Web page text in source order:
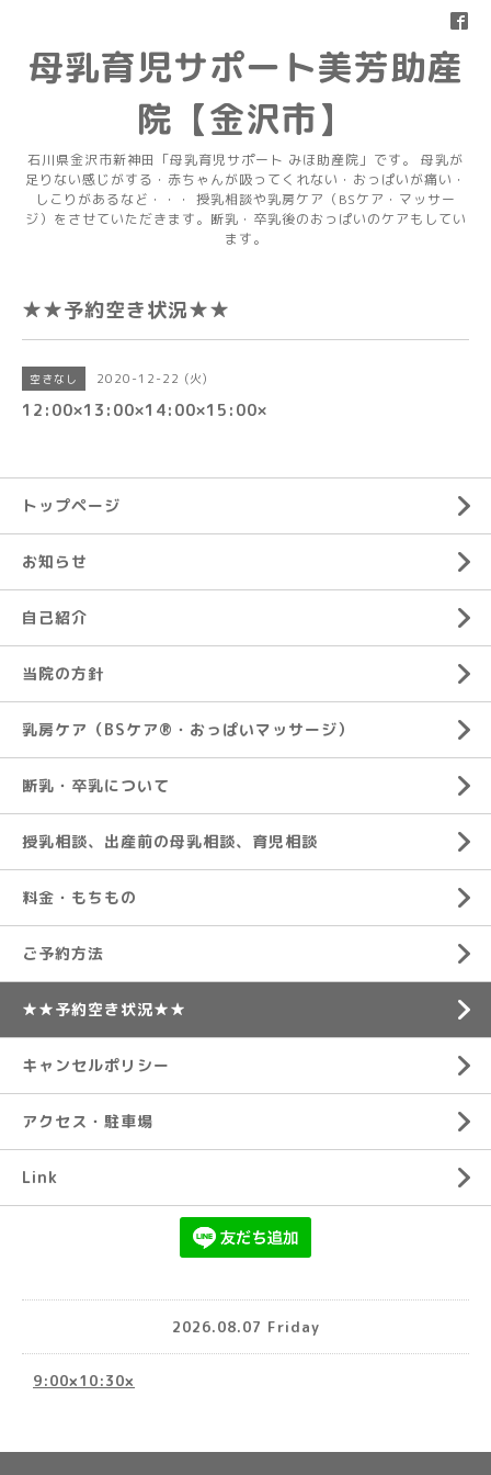
母乳育児サポート美芳助産
院【金沢市】
石川県金沢市新神田「母乳育児サポート みほ助産院」です。 母乳が
足りない感じがする・赤ちゃんが吸ってくれない・おっぱいが痛い・
しこりがあるなど・・・ 授乳相談や乳房ケア（BSケア・マッサー
ジ）をさせていただきます。断乳・卒乳後のおっぱいのケアもしてい
ます。
★★予約空き状況★★
空きなし 2020-12-22 (火)
12:00×13:00×14:00×15:00×
トップページ
お知らせ
自己紹介
当院の方針
乳房ケア（BSケア®︎・おっぱいマッサージ）
断乳・卒乳について
授乳相談、出産前の母乳相談、育児相談
料金・もちもの
ご予約方法
★★予約空き状況★★
キャンセルポリシー
アクセス・駐車場
Link
2026.08.07 Friday
9:00×10:30×